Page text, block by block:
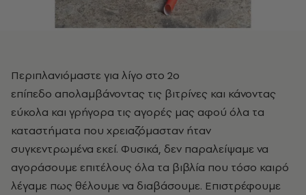
Περιπλανιόμαστε για λίγο στο 2ο
επίπεδο απολαμβάνοντας τις βιτρίνες και κάνοντας
εύκολα και γρήγορα τις αγορές μας αφού όλα τα
καταστήματα που χρειαζόμασταν ήταν
συγκεντρωμένα εκεί. Φυσικά, δεν παραλείψαμε να
αγοράσουμε επιτέλους όλα τα βιβλία που τόσο καιρό
λέγαμε πως θέλουμε να διαβάσουμε. Επιστρέφουμε